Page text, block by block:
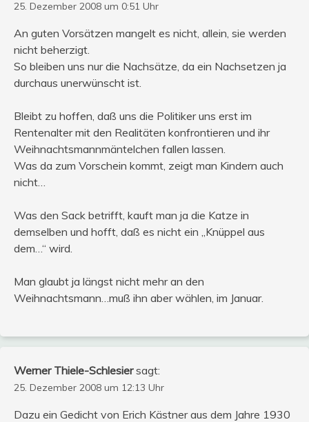
25. Dezember 2008 um 0:51 Uhr
An guten Vorsätzen mangelt es nicht, allein, sie werden
nicht beherzigt.
So bleiben uns nur die Nachsätze, da ein Nachsetzen ja
durchaus unerwünscht ist.
Bleibt zu hoffen, daß uns die Politiker uns erst im
Rentenalter mit den Realitäten konfrontieren und ihr
Weihnachtsmannmäntelchen fallen lassen.
Was da zum Vorschein kommt, zeigt man Kindern auch
nicht…
Was den Sack betrifft, kauft man ja die Katze in
demselben und hofft, daß es nicht ein „Knüppel aus
dem…“ wird.
Man glaubt ja längst nicht mehr an den
Weihnachtsmann…muß ihn aber wählen, im Januar.
Werner Thiele-Schlesier sagt:
25. Dezember 2008 um 12:13 Uhr
Dazu ein Gedicht von Erich Kästner aus dem Jahre 1930